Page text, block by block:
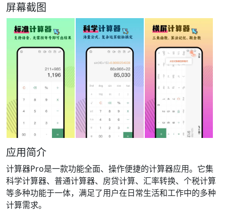
屏幕截图
应用简介
计算器Pro是一款功能全面、操作便捷的计算器应用。它集
科学计算器、普通计算器、房贷计算、汇率转换、个税计算
等多种功能于一体，满足了用户在日常生活和工作中的多种
计算需求。